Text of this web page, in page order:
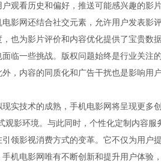
观看历史和偏好，推送可能感兴趣的影
影网还结合社交元素，允许用户发表
也为影片评价和内容优化提供了宝贵数
临一些挑战。版权问题始终是行业关注
，内容的同质化和广告干扰也是影响用
实技术的成熟，手机电影网将呈现更多
观影环境。与此同时，个性化定制内容
领影视消费方式的变革。它不仅为用户
机电影网唯有不断创新和提升用户体验